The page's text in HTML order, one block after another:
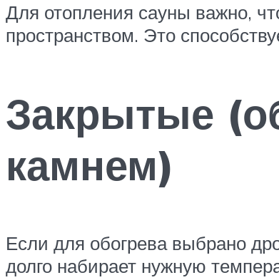
Для отопления сауны важно,
пространством. Это
Закрытые
камнем)
Если для обогрева выбрано
долго набирает нужную